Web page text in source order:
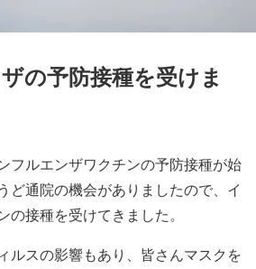
の予防接種を受けま
フルエンザワクチンの予防接種が始
ど通院の機会がありましたので、イ
の接種を受けてきました。
ルスの影響もあり、皆さんマスクを